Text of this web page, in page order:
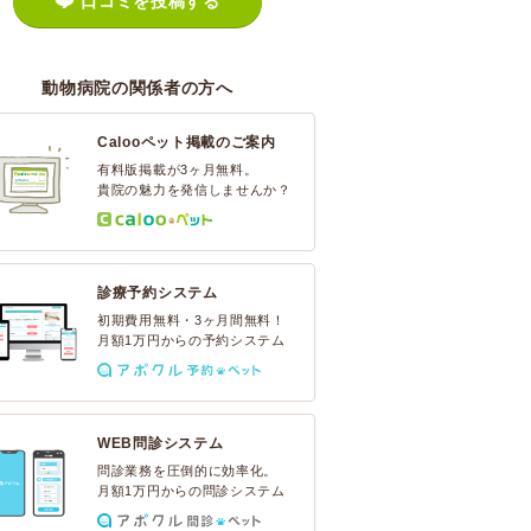
動物病院の関係者の方へ
Calooペット掲載のご案内
有料版掲載が3ヶ月無料。
貴院の魅力を発信しませんか？
診療予約システム
初期費用無料・3ヶ月間無料！
月額1万円からの予約システム
WEB問診システム
問診業務を圧倒的に効率化。
月額1万円からの問診システム